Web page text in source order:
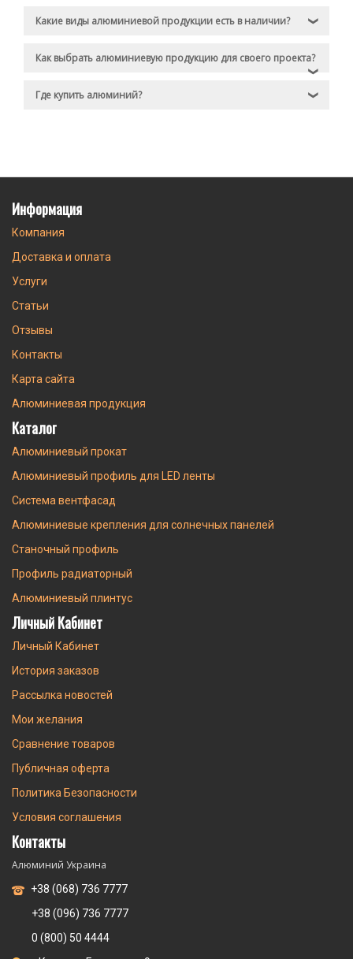
Какие виды алюминиевой продукции есть в наличии? ❯
Как выбрать алюминиевую продукцию для своего проекта?
❯
Где купить алюминий? ❯
Информация
Компания
Доставка и оплата
Услуги
Статьи
Отзывы
Контакты
Карта сайта
Алюминиевая продукция
Каталог
Алюминиевый прокат
Алюминиевый профиль для LED ленты
Система вентфасад
Алюминиевые крепления для солнечных панелей
Станочный профиль
Профиль радиаторный
Алюминиевый плинтус
Личный Кабинет
Личный Кабинет
История заказов
Рассылка новостей
Мои желания
Сравнение товаров
Публичная оферта
Политика Безопасности
Условия соглашения
Контакты
Алюминий Украина
+38 (068) 736 7777
+38 (096) 736 7777
0 (800) 50 4444